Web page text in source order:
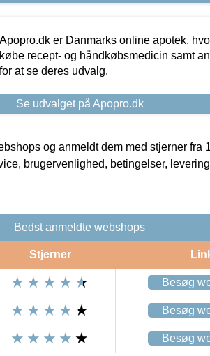
Apopro.dk er Danmarks online apotek,
købe recept- og håndkøbsmedicin samt
for at se deres udvalg.
Se udvalget på Apopro.dk
og anmeldt dem med stjerner fra
brugervenlighed, betingelser,
Bedst anmeldte webshops
Stjerner
Besøg
Besøg
Besøg